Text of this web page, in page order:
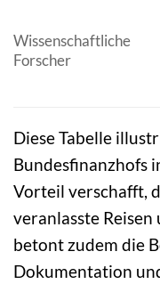
Wissenschaftliche
Forscher
Diese Tabelle
Bundesfinanzhofs
Vorteil verschafft,
veranlasste Reisen
betont zudem die
Dokumentation